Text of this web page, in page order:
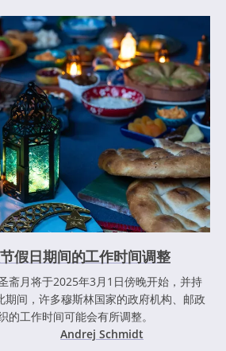
假日期间的工作时间调整
斋月将于2025年3月1日傍晚开始，并持
间，许多穆斯林国家的政府机构、邮政
的工作时间可能会有所调整。
Andrej Schmidt